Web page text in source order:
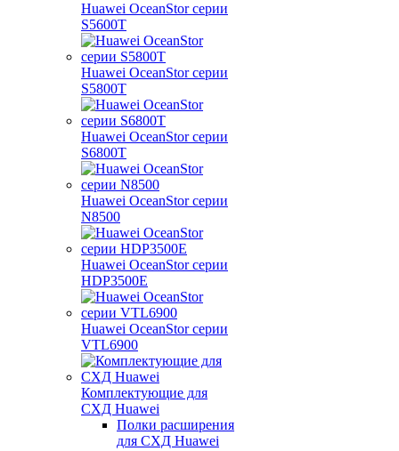
Huawei OceanStor серии
S5600T
Huawei OceanStor серии
S5800T
Huawei OceanStor серии
S6800T
Huawei OceanStor серии
N8500
Huawei OceanStor серии
HDP3500E
Huawei OceanStor серии
VTL6900
Комплектующие для
СХД Huawei
Полки расширения
для СХД Huawei